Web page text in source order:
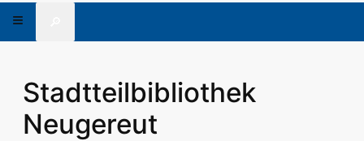
Stadtteilbibliothek
Neugereut